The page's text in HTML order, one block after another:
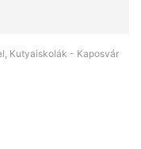
Kutyaiskolák - Kaposvár